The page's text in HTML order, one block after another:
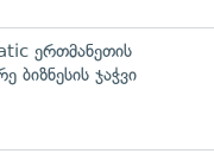
ერთმანეთის
ბიზნესის ჯაჭვი